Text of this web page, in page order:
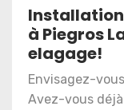
à Piegros
elagage!
Envisagez-
Avez-vous